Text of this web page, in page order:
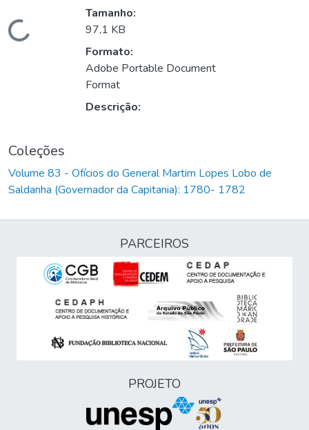
Carregando...
Tamanho:
97,1 KB
Formato:
Adobe Portable Document
Format
Descrição:
Coleções
Volume 83 - Ofícios do General Martim Lopes Lobo de
Saldanha (Governador da Capitania): 1780- 1782
PARCEIROS
PROJETO